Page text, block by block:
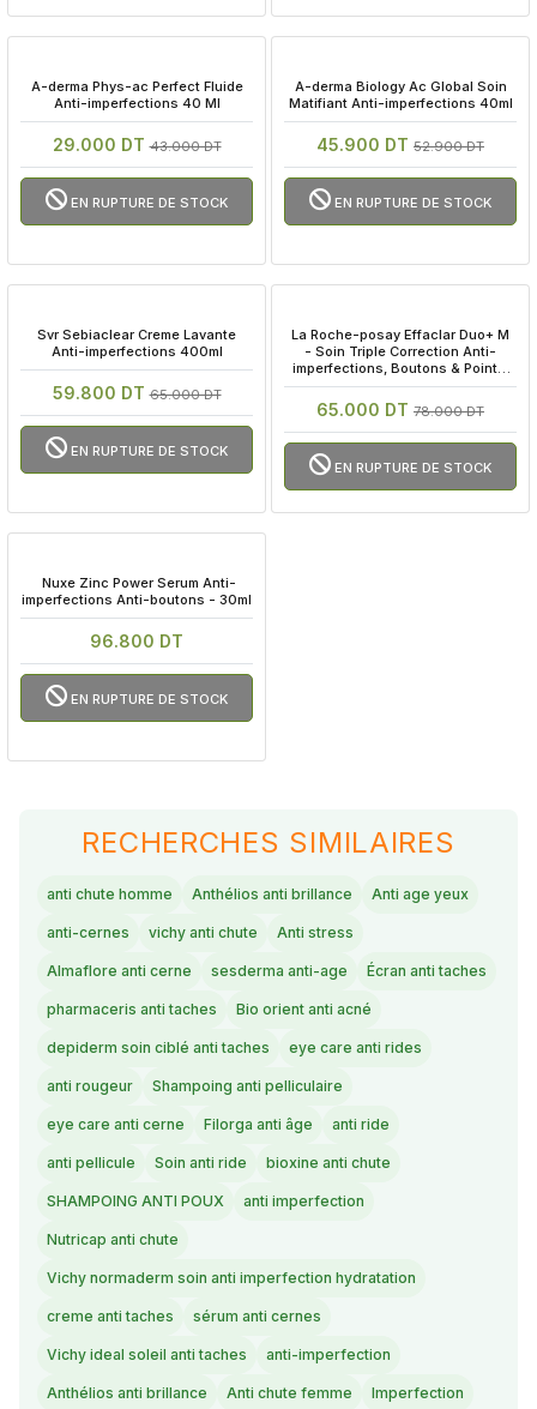
A-derma Phys-ac Perfect Fluide
Anti-imperfections 40 Ml
29.000 DT43.000 DT
EN RUPTURE DE STOCK
A-derma Biology Ac Global Soin
Matifiant Anti-imperfections 40ml
45.900 DT 52.900 DT
EN RUPTURE DE STOCK
Svr Sebiaclear Creme Lavante
Anti-imperfections 400ml
59.800 DT65.000 DT
EN RUPTURE DE STOCK
La Roche-posay Effaclar Duo+ M
- Soin Triple Correction Anti-
imperfections, Boutons & Points
Noirs - 40ml
65.000 DT 78.000 DT
EN RUPTURE DE STOCK
Nuxe Zinc Power Serum Anti-
imperfections Anti-boutons - 30ml
96.800 DT
EN RUPTURE DE STOCK
RECHERCHES SIMILAIRES
anti chute homme Anthélios anti brillance Anti age yeux
anti-cernes vichy anti chute Anti stress
Almaflore anti cerne sesderma anti-age Écran anti taches
pharmaceris anti taches Bio orient anti acné
depiderm soin ciblé anti taches eye care anti rides
anti rougeur Shampoing anti pelliculaire
eye care anti cerne Filorga anti âge anti ride
anti pellicule Soin anti ride bioxine anti chute
SHAMPOING ANTI POUX anti imperfection
Nutricap anti chute
Vichy normaderm soin anti imperfection hydratation
creme anti taches sérum anti cernes
Vichy ideal soleil anti taches anti-imperfection
Anthélios anti brillance Anti chute femme Imperfection